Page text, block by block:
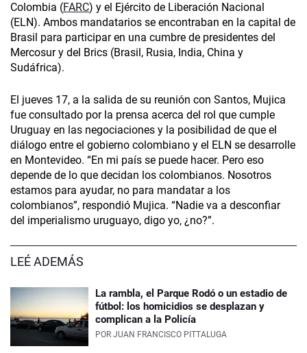
Colombia (FARC) y el Ejército de Liberación Nacional
(ELN). Ambos mandatarios se encontraban en la capital de
Brasil para participar en una cumbre de presidentes del
Mercosur y del Brics (Brasil, Rusia, India, China y
Sudáfrica).
El jueves 17, a la salida de su reunión con Santos, Mujica
fue consultado por la prensa acerca del rol que cumple
Uruguay en las negociaciones y la posibilidad de que el
diálogo entre el gobierno colombiano y el ELN se desarrolle
en Montevideo. “En mi país se puede hacer. Pero eso
depende de lo que decidan los colombianos. Nosotros
estamos para ayudar, no para mandatar a los
colombianos”, respondió Mujica. “Nadie va a desconfiar
del imperialismo uruguayo, digo yo, ¿no?”.
LEÉ ADEMÁS
La rambla, el Parque Rodó o un estadio de
fútbol: los homicidios se desplazan y
complican a la Policía
POR JUAN FRANCISCO PITTALUGA